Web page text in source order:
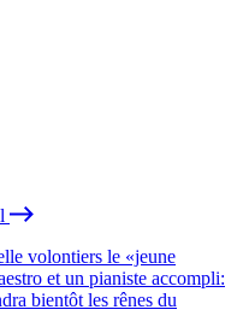
volontiers le «jeune
et un pianiste accompli:
bientôt les rênes du